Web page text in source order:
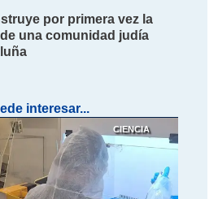
por primera vez la
una comunidad judía
interesar...
CIENCIA